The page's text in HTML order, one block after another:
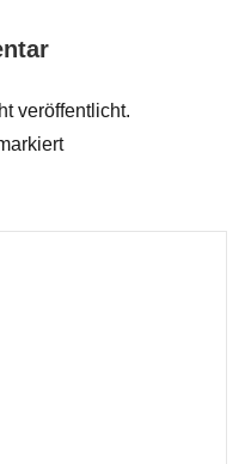
veröffentlicht.